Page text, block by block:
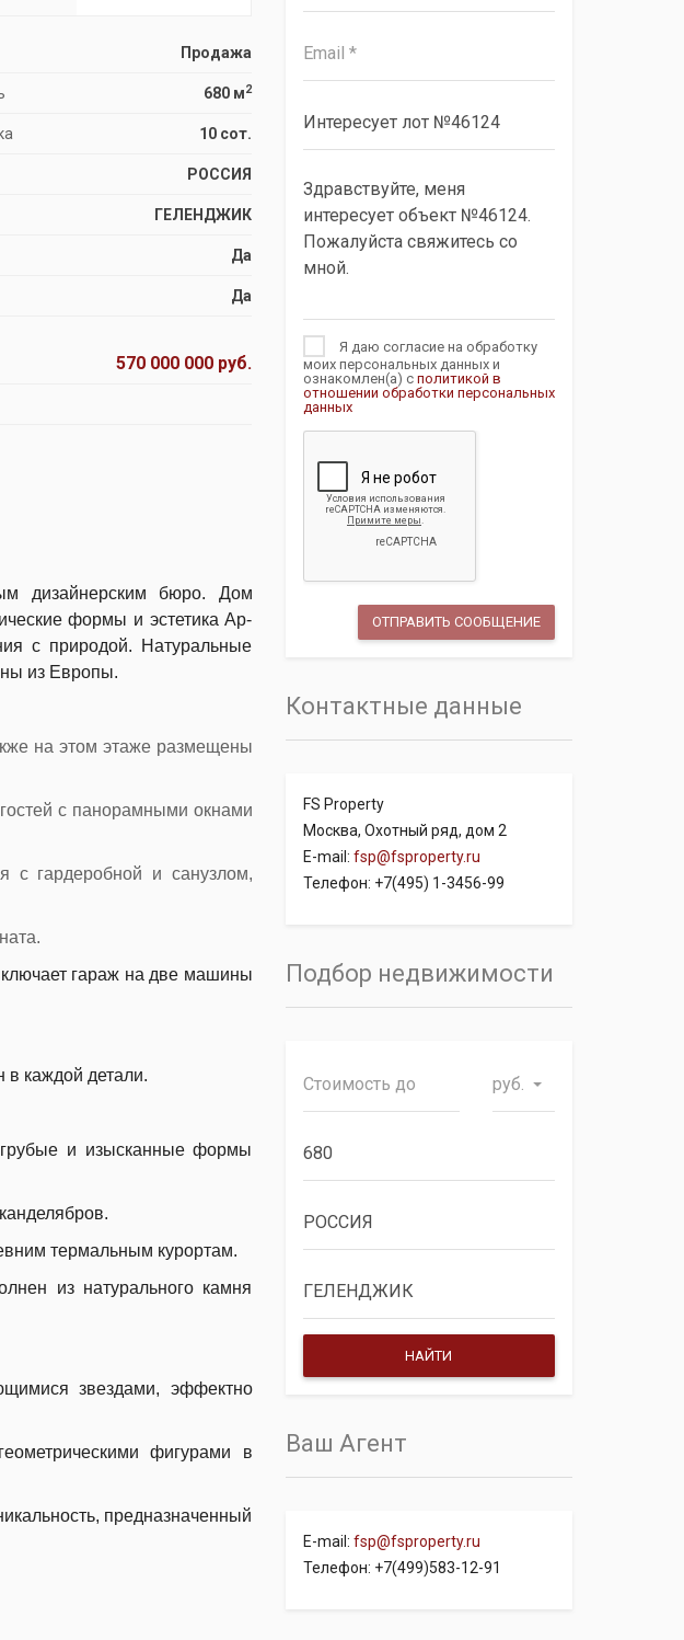
Продажа
680 м2
10 сот.
РОССИЯ
ГЕЛЕНДЖИК
Да
Да
570 000 000 руб.
дизайнерским бюро. Дом
формы и эстетика Ар-
с природой. Натуральные
из Европы.
на этом этаже размещены
с панорамными окнами
с гардеробной и санузлом,
гараж на две машины
в каждой детали.
и изысканные формы
термальным курортам.
из натурального камня
звездами, эффектно
фигурами в
предназначенный
Я даю согласие на обработку
моих персональных данных и
ознакомлен(а) с политикой в
отношении обработки персональных
данных
Контактные данные
FS Property
Москва, Охотный ряд, дом 2
E-mail: fsp@fsproperty.ru
Телефон: +7(495) 1-3456-99
Подбор недвижимости
руб.
Ваш Агент
E-mail: fsp@fsproperty.ru
Телефон: +7(499)583-12-91